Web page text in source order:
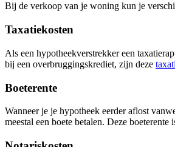
Bij de verkoop van je woning kun je
Taxatiekosten
Als een hypotheekverstrekker een
bij een overbruggingskrediet, zijn deze
Boeterente
Wanneer je je hypotheek eerder aflost
meestal een boete betalen. Deze boeterente